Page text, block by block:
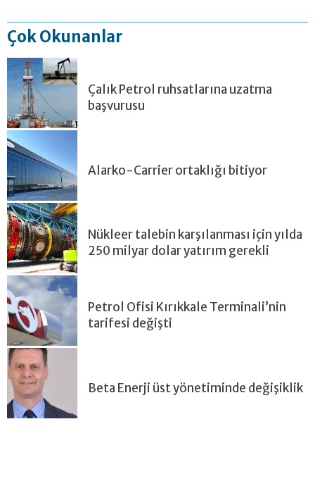
Çok Okunanlar
Çalık Petrol ruhsatlarına uzatma
başvurusu
Alarko-Carrier ortaklığı bitiyor
Nükleer talebin karşılanması için yılda
250 milyar dolar yatırım gerekli
Petrol Ofisi Kırıkkale Terminali’nin
tarifesi değişti
Beta Enerji üst yönetiminde değişiklik